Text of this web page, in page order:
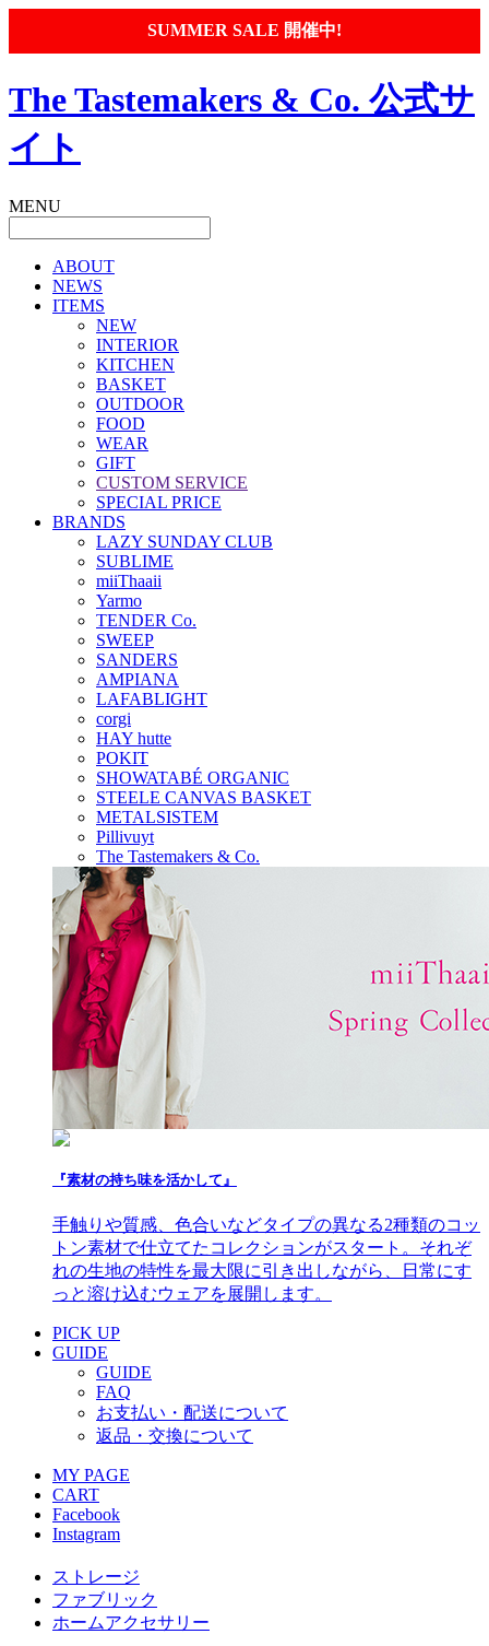
SUMMER SALE 開催中!
The Tastemakers & Co. 公式サ
イト
MENU
ABOUT
NEWS
ITEMS
NEW
INTERIOR
KITCHEN
BASKET
OUTDOOR
FOOD
WEAR
GIFT
CUSTOM SERVICE
SPECIAL PRICE
BRANDS
LAZY SUNDAY CLUB
SUBLIME
miiThaaii
Yarmo
TENDER Co.
SWEEP
SANDERS
AMPIANA
LAFABLIGHT
corgi
HAY hutte
POKIT
SHOWATABÉ ORGANIC
STEELE CANVAS BASKET
METALSISTEM
Pillivuyt
The Tastemakers & Co.
『素材の持ち味を活かして』
手触りや質感、色合いなどタイプの異なる2種類のコッ
トン素材で仕立てたコレクションがスタート。それぞ
れの生地の特性を最大限に引き出しながら、日常にす
っと溶け込むウェアを展開します。
PICK UP
GUIDE
GUIDE
FAQ
お支払い・配送について
返品・交換について
MY PAGE
CART
Facebook
Instagram
ストレージ
ファブリック
ホームアクセサリー